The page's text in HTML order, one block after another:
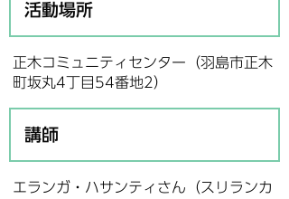
活動場所
正木コミュニティセンター（羽島市正木
町坂丸4丁目54番地2）
講師
エランガ・ハサンティさん（スリランカ